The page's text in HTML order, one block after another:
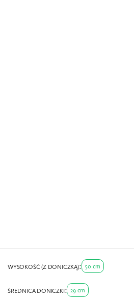
WYSOKOŚĆ (Z DONICZKĄ) 50 cm
ŚREDNICA DONICZKI 29 cm